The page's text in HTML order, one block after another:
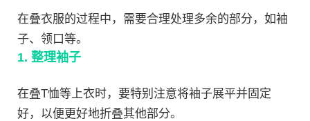
在叠衣服的过程中，需要合理处理多余的部分，如袖
子、领口等。
1. 整理袖子
在叠T恤等上衣时，要特别注意将袖子展平并固定
好，以便更好地折叠其他部分。